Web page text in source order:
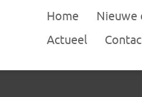
Home Nieuwe
Actueel